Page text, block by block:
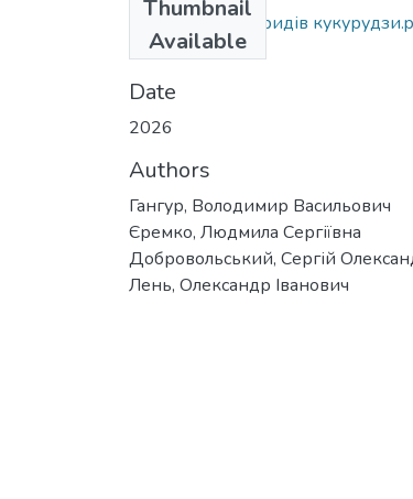
Thumbnail
Available
Урожайність гібридів
KB)
Date
2026
Authors
Гангур, Володимир Васильович
Єремко, Людмила Сергіївна
Добровольський, Сергій
Лень, Олександр Іванович